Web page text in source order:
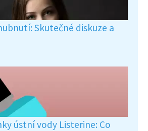
Skutečné diskuze a
ústní vody Listerine: Co